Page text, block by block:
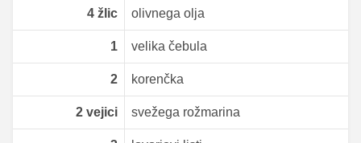
4žlic olivnega olja
1 velika čebula
2 korenčka
2vejici svežega rožmarina